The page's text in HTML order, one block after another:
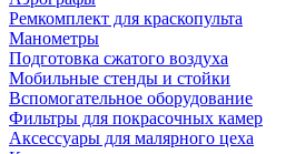
Ремкомплект для краскопульта
Манометры
Подготовка сжатого воздуха
Мобильные стенды и стойки
Вспомогательное оборудование
Фильтры для покрасочных камер
Аксессуары для малярного цеха